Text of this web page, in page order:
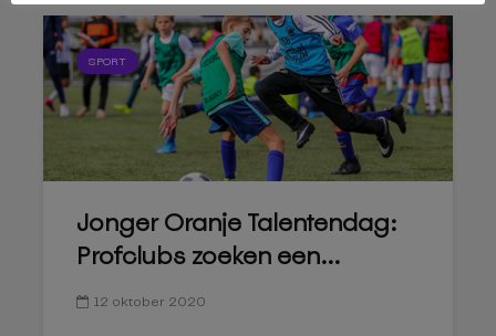
SPORT
Jonger Oranje Talentendag:
Profclubs zoeken een...
12 oktober 2020